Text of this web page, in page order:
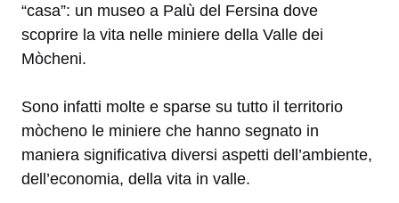
“casa”: un museo a Palù del Fersina dove
scoprire la vita nelle miniere della Valle dei
Mòcheni.
Sono infatti molte e sparse su tutto il territorio
mòcheno le miniere che hanno segnato in
maniera significativa diversi aspetti dell’ambiente,
dell’economia, della vita in valle.